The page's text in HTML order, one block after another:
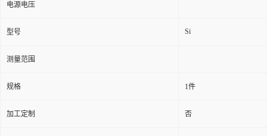
电源电压
型号 Si
测量范围
规格 1件
加工定制 否